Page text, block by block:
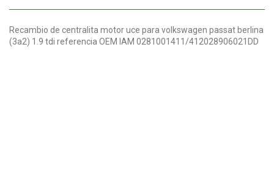
Recambio de centralita motor uce para volkswagen passat berlina
(3a2) 1.9 tdi referencia OEM IAM 0281001411/412028906021DD